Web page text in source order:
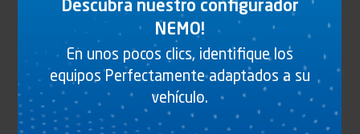
Descubra nuestro configurador
NEMO!
En unos pocos clics, identifique los
equipos Perfectamente adaptados a su
vehículo.